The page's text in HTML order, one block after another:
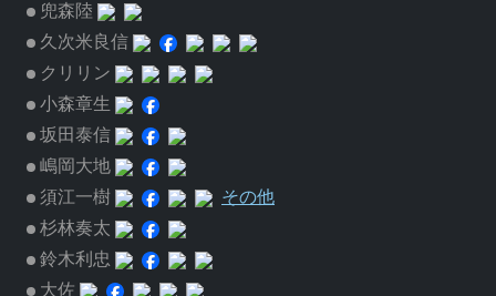
兜森陸
久次米良信
クリリン
小森章生
坂田泰信
嶋岡大地
須江一樹
その他
杉林奏太
鈴木利忠
大佐